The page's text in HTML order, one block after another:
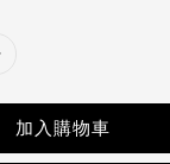
加入購物車